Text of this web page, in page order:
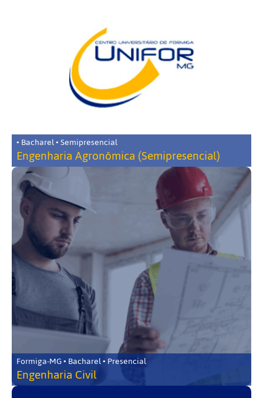
• Bacharel • Semipresencial
Engenharia Agronômica (Semipresencial)
Formiga-MG • Bacharel • Presencial
Engenharia Civil